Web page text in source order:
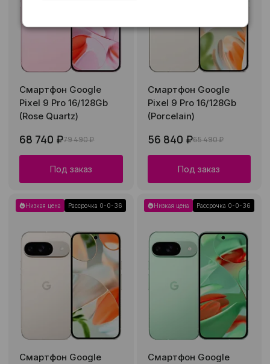
Смартфон Google
Pixel 9 Pro 16/128Gb
(Rose Quartz)
68 740 ₽79 490 ₽
Под заказ
Смартфон Google
Pixel 9 Pro 16/128Gb
(Porcelain)
56 840 ₽65 490 ₽
Под заказ
Низкая цена Рассрочка 0-0-36
Смартфон Google
Низкая цена Рассрочка 0-0-36
Смартфон Google